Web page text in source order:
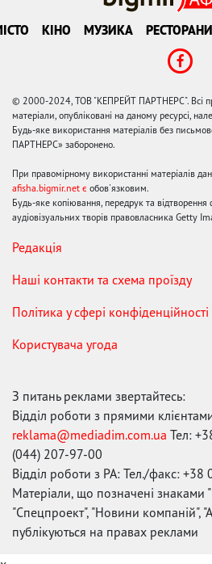
КІНО МУЗИКА РЕСТОРАНИ
© 2000-2024, ТОВ "КЕПРЕЙТ ПАРТНЕРС". Всі
матеріали, опубліковані на даному ресурсі,
Будь-яке використання матеріалів без
ПАРТНЕРС» заборонено.
При правомірному використанні матеріалів
afisha.bigmir.net є обов'язковим.
Будь-яке копіювання, передрук та відтворення
аудіовізуальних творів правовласника Getty
Редакція
Наші контакти та схема проїзду
Політика у сфері
Користувача угода
З питань реклами звертайтесь:
Відділ роботи з прямими
reklama@mediadim.com.ua Тел:
(044) 207-97-00
Відділ роботи з РА: Тел./факс:
Матеріали, що позначені знаками
"Спецпроект", "Новини компаній",
публікуються на правах реклами